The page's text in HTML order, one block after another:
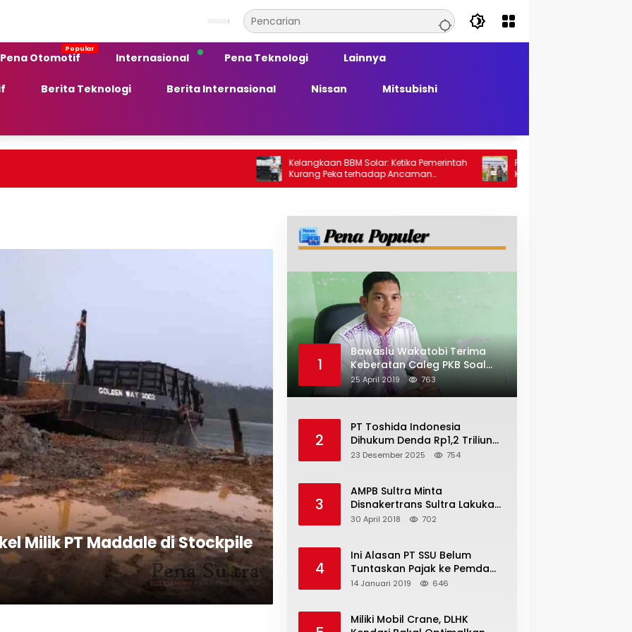
Pena Otomotif Internasional Pena Teknologi Lainnya
Berita Teknologi Berita Internasional Nissan Mitsubishi
Kelangkaan BBM Solar: Ketika Pemerintah
Kurang Peka terhadap Ancaman
Ekonomi Daerah
PT Generasi Agung Perkasa Buktikan
Komitmen Sosial, Salurkan PPM
Juta untuk Masyarakat Lingkar
Milik PT Maddale di Stockpile
1
Bawaslu Wakatobi Terima
Keberatan Caleg PKB Soal
Penggelembungan Suara
25 April 2019 763
2
PT Toshida Indonesia
Dihukum Denda Rp1,2 Triliun
atas Aktivitas Tambang
23 Desember 2025 754
3
AMPB Sultra Minta
Disnakertrans Sultra Lakukan
Sweeping TKA
30 April 2018 702
4
Ini Alasan PT SSU Belum
Tuntaskan Pajak ke Pemda
Bombana Sebesar Rp8 Miliar
14 Januari 2019 646
Miliki Mobil Crane, DLHK